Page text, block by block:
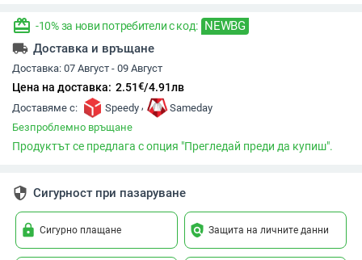
redeem -10% за нови потребители с код: NEWBG
local_shipping Доставка и връщане
Доставка: 07 Август - 09 Август
Цена на доставка: 2.51€/4.91лв
Доставяме с: Speedy ,
Sameday
Безпроблемно връщане
Продуктът се предлага с опция "Прегледай преди да купиш".
security Сигурност при пазаруване
lock Сигурно плащане policy Защита на личните данни